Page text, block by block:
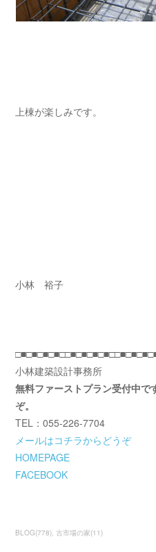
上棟が楽しみです。
小林 裕子
小林建築設計事務所
無料ファーストプラン受付中で
ぞ。
TEL：055-226-7704
メールはコチラからどうぞ
HOMEPAGE
FACEBOOK
BLOG(778) 古市場の家(11)